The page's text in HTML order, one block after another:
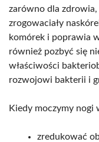
zarówno dla zdrowia,
zrogowaciały
komórek i poprawia
również pozbyć się
właściwości
rozwojowi bakterii i
Kiedy moczymy nogi
zredukować